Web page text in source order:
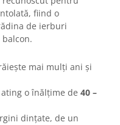
fiind o
de ierburi
mai mulți ani și
o înălțime de 40 –
dințate, de un